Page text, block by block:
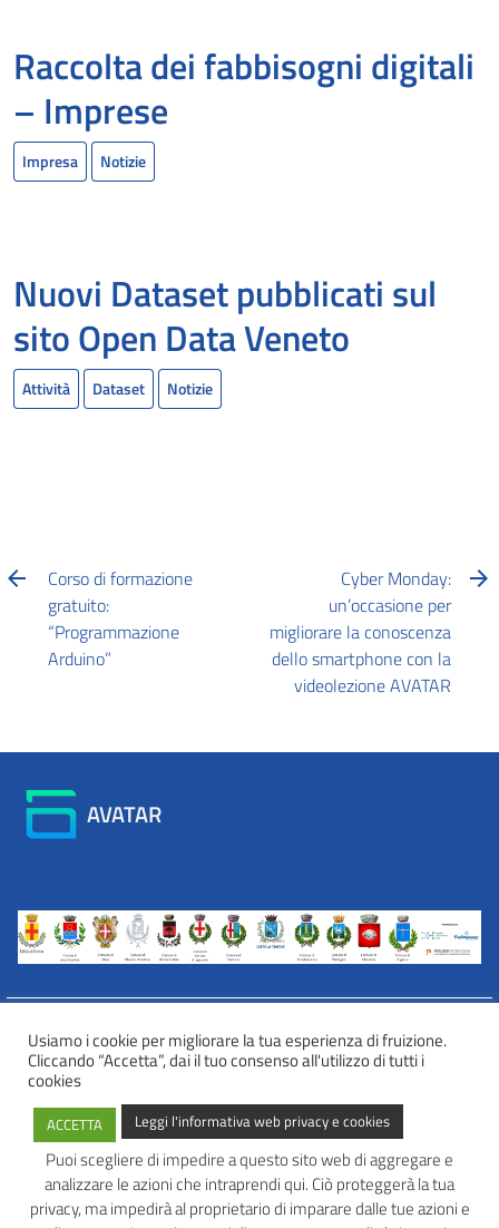
Raccolta dei fabbisogni digitali
– Imprese
Impresa Notizie
Nuovi Dataset pubblicati sul
sito Open Data Veneto
Attività Dataset Notizie
Corso di formazione
gratuito:
“Programmazione
Arduino”
Cyber Monday:
un’occasione per
migliorare la conoscenza
dello smartphone con la
videolezione AVATAR
AVATAR
INFORMATIVA WEB PRIVACY E COOKIES
Privacy e cookies
Informazioni sulla privacy
Comunicazioni e modalità trasparenti per l’esercizio dei diritti
dell’interessato
AVATAR – Alleanza Territoriale per Azioni in Rete
Usiamo i cookie per migliorare la tua esperienza di fruizione.
Cliccando “Accetta”, dai il tuo consenso all'utilizzo di tutti i
cookies
ACCETTA Leggi l'informativa web privacy e cookies
Puoi scegliere di impedire a questo sito web di aggregare e
analizzare le azioni che intraprendi qui. Ciò proteggerà la tua
privacy, ma impedirà al proprietario di imparare dalle tue azioni e